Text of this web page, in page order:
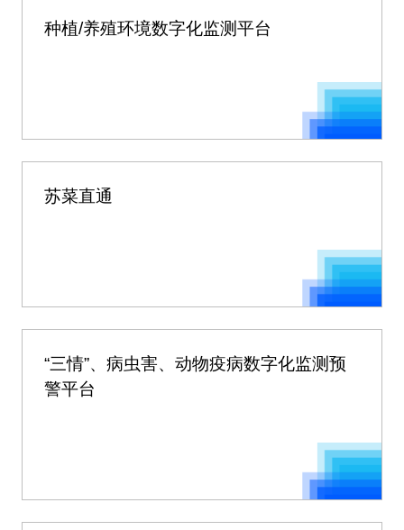
种植/养殖环境数字化监测平台
苏菜直通
“三情”、病虫害、动物疫病数字化监测预
警平台